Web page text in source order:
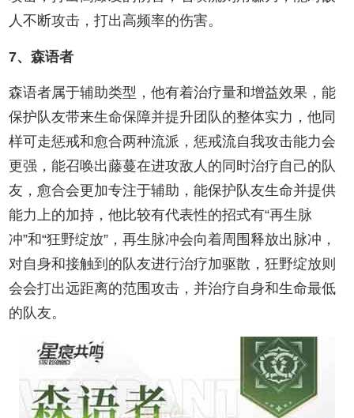
人不断攻击，打出高频率的伤害。
7、森语者
森语者属于辅助类型，他有着治疗量和增益效果，能
保护队友带来生命保障并提升团队的整体实力，他同
样可走惩戒和愈合两种流派，惩戒流自我攻击能力会
更强，能召唤出藤蔓在进攻敌人的同时治疗自己的队
友，愈合会更加专注于辅助，能保护队友生命并提供
能力上的加持，他比较有代表性的招式有“再生脉
冲”和“狂野绽放”，再生脉冲会向着周围释放出脉冲，
对自身和接触到的队友进行治疗加驱散，狂野绽放则
会会打出远距离的范围攻击，并治疗自身和生命最低
的队友。